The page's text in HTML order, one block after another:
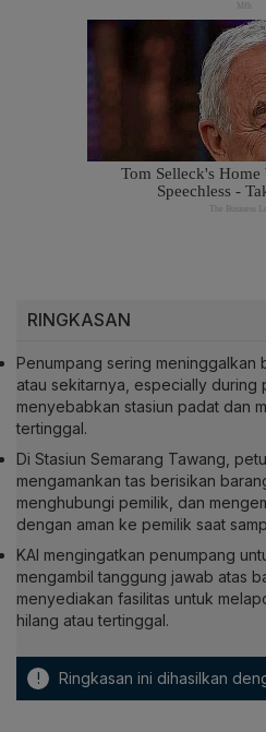
RINGKASAN
Penumpang sering meninggalkan
atau sekitarnya, especially during
menyebabkan stasiun padat dan
tertinggal.
Di Stasiun Semarang Tawang,
mengamankan tas berisikan
menghubungi pemilik, dan
dengan aman ke pemilik saat
KAI mengingatkan penumpang
mengambil tanggung jawab atas
menyediakan fasilitas untuk
hilang atau tertinggal.
! Ringkasan ini dihasilkan